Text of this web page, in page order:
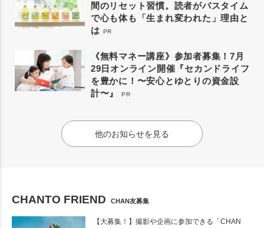
間のリセット習慣。読者がバスタイム
で心も体も「生まれ変われた」理由と
は PR
《無料マネー講座》参加者募集！7月
29日オンライン開催『セカンドライフ
を豊かに！〜安心とゆとりの資金設
計〜』
PR
他のお知らせを見る
CHANTO FRIEND CHAN友募集
【大募集！】撮影や企画に参加できる「CHAN